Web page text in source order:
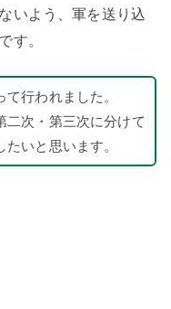
いよう、軍を送り込
す。
行われました。
二次・第三次に分けて
いと思います。